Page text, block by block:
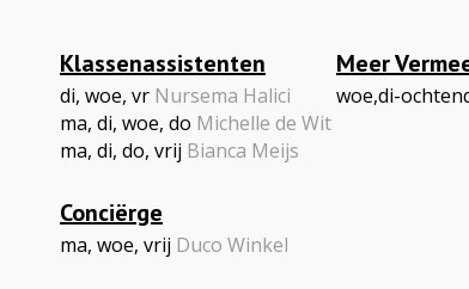
Klassenassistenten
di, woe, vr Nursema Halici
ma, di, woe, do Michelle de Wit
ma, di, do, vrij Bianca Meijs
Meer
woe,di-
Conciërge
ma, woe, vrij Duco Winkel